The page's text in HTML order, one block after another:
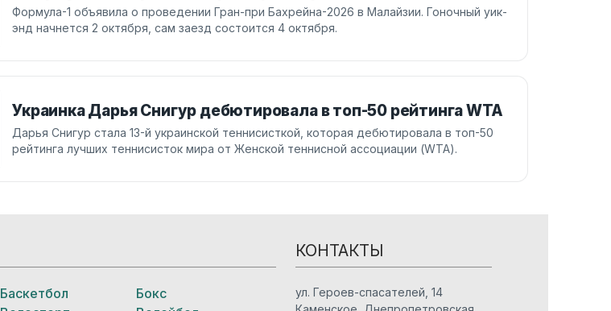
Формула-1 объявила о проведении Гран-при Бахрейна-2026 в Малайзии. Гоночный уик-
энд начнется 2 октября, сам заезд состоится 4 октября.
Украинка Дарья Снигур дебютировала в топ-50 рейтинга WTA
Дарья Снигур стала 13-й украинской теннисисткой, которая дебютировала в топ-50
рейтинга лучших теннисисток мира от Женской теннисной ассоциации (WTA).
Баскетбол
Бокс
КОНТАКТЫ
ул. Героев-спасателей, 14